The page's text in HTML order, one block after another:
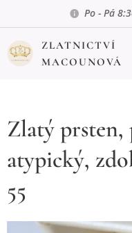
Po - Pá
ZLATNICTVÍ
MACOUNOVÁ
Zlatý
atypický,
55